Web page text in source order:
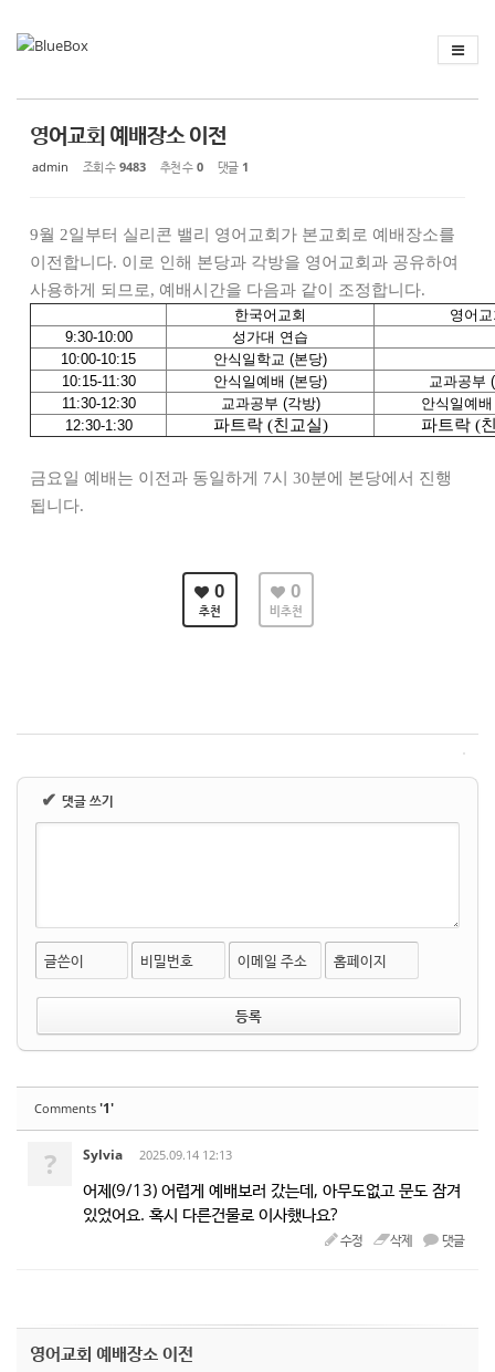
영어교회 예배장소 이전
admin 조회 수 9483 추천 수 0 댓글 1
9월 2일부터 실리콘 밸리 영어교회가 본교회로 예배장소를
이전합니다. 이로 인해 본당과 각방을 영어교회과 공유하여
사용하게 되므로, 예배시간을 다음과 같이 조정합니다.
한국어교회
영어
9:30-10:00
성가대 연습
10:00-10:15
안식일학교 (본당)
10:15-11:30
안식일예배 (본당)
교과공부
11:30-12:30
교과공부 (각방)
안식일예
12:30-1:30
파트락 (친교실) 파트락 (
금요일 예배는 이전과 동일하게 7시 30분에 본당에서 진행
됩니다.
0
추천
0
비추천
✔ 댓글 쓰기
글쓴이 비밀번호 이메일 주소 홈페이지
Comments '1'
? Sylvia 2025.09.14 12:13
어제(9/13) 어렵게 예배보러 갔는데, 아무도없고 문도 잠겨
있었어요. 혹시 다른건물로 이사했나요?
수정 삭제 댓글
영어교회 예배장소 이전
스케치북5
스케치북5